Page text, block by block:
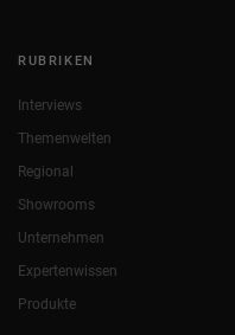
RUBRIKEN
Interviews
Themenwelten
Regional
Showrooms
Unternehmen
Expertenwissen
Produkte